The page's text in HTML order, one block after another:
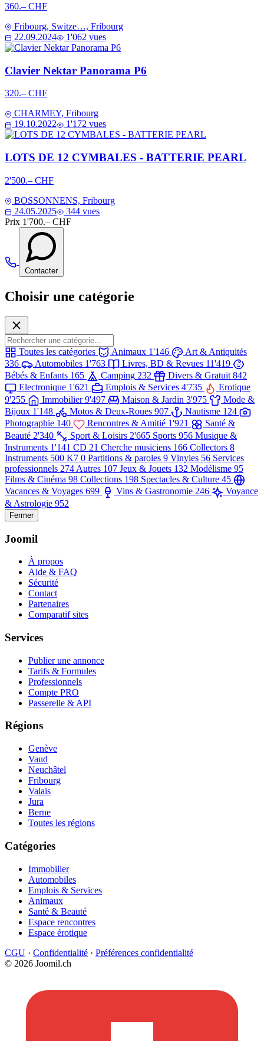
360.– CHF
Fribourg, Switze…, Fribourg
22.09.2024
1'062 vues
Clavier Nektar Panorama P6
320.– CHF
CHARMEY, Fribourg
19.10.2022
1'172 vues
LOTS DE 12 CYMBALES - BATTERIE PEARL
2'500.– CHF
BOSSONNENS, Fribourg
24.05.2025
344 vues
Prix 1'700.– CHF
Contacter
Choisir une catégorie
Toutes les catégories Animaux 1'146
Art & Antiquités
336
Automobiles 1'763 Livres, BD & Revues 11'419
Bébés & Enfants 165 Camping 232 Divers & Gratuit 842
Electronique 1'621 Emplois & Services 4'735
Erotique
9'255
Immobilier 9'497 Maison & Jardin 3'975
Mode &
Bijoux 1'148 Motos & Deux-Roues 907 Nautisme 124
Photographie 140 Rencontres & Amitié 1'921
Santé &
Beauté 2'340 Sport & Loisirs 2'665 Sports 956 Musique &
Instruments 1'141 CD 21 Cherche musiciens 166 Collectors 8
Instruments 500 K7 0 Partitions & paroles 9 Vinyles 56 Services
professionnels 274 Autres 107 Jeux & Jouets 132 Modélisme 95
Films & Cinéma 98 Collections 198 Spectacles & Culture 45
Vacances & Voyages 699 Vins & Gastronomie 246
Voyance
& Astrologie 952
Fermer
Joomil
À propos
Aide & FAQ
Sécurité
Contact
Partenaires
Comparatif sites
Services
Publier une annonce
Tarifs & Formules
Professionnels
Compte PRO
Passerelle & API
Régions
Genève
Vaud
Neuchâtel
Fribourg
Valais
Jura
Berne
Toutes les régions
Catégories
Immobilier
Automobiles
Emplois & Services
Animaux
Santé & Beauté
Espace rencontres
Espace érotique
CGU · Confidentialité · Préférences confidentialité
© 2026 Joomil.ch